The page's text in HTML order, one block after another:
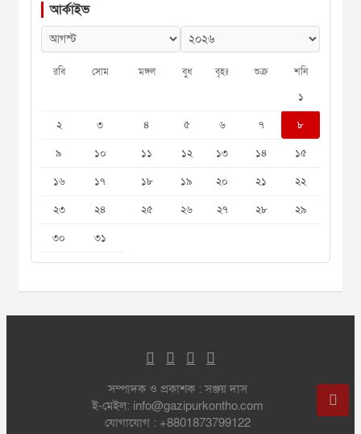
আর্কাইভ
রবি সোম মঙ্গল বুধ বৃহঃ শুক্র শনি
১
২
৩ ৪ ৫ ৬ ৭
৮
৯
১০ ১১ ১২ ১৩ ১৪
১৫
১৬
১৭ ১৮ ১৯ ২০ ২১
২২
২৩
২৪ ২৫ ২৬ ২৭ ২৮
২৯
৩০
৩১
সম্পাদক ও প্রকাশক : সঞ্জয় দাস
ই-মেইল: info@gazipurkontho.com
যোগাযোগ : +8801873799122